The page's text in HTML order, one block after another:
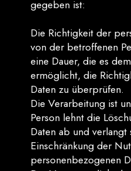
gegeben ist:
Die Richtigkeit der
von der betroffenen
eine Dauer, die es
ermöglicht, die
Daten zu überprüfen.
Die Verarbeitung ist
Person lehnt die
Daten ab und verlangt
Einschränkung der
personenbezogenen